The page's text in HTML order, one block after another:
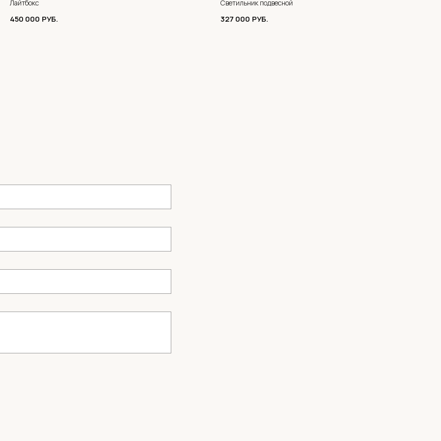
Лайтбокс
450 000 РУБ.
Светильник подвесной
327 000 РУБ.